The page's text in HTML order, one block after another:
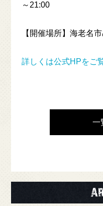
一般
～21:00
【開催場所】海老名
詳しくは公式HPをご
一